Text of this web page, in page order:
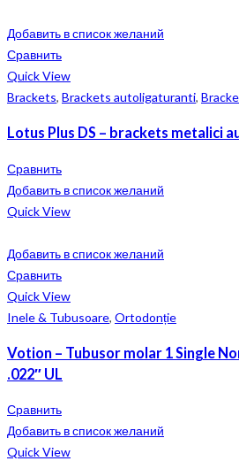
Добавить в список желаний
Сравнить
Quick View
Brackets, Brackets autoligaturanti,
Lotus Plus DS – brackets metalici
Сравнить
Добавить в список желаний
Quick View
Добавить в список желаний
Сравнить
Quick View
Inele & Tubusoare, Ortodonție
Votion – Tubusor molar 1 Single
.022″ UL
Сравнить
Добавить в список желаний
Quick View